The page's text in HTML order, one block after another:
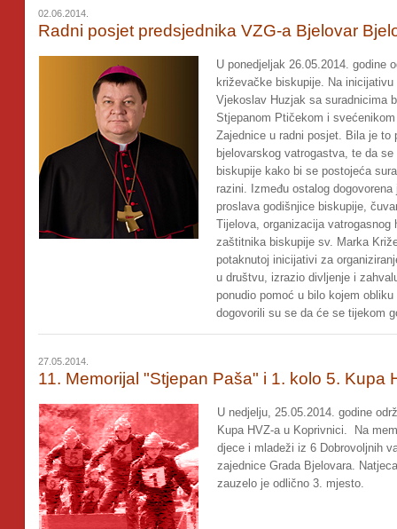
02.06.2014.
Radni posjet predsjednika VZG-a Bjelovar
U ponedjeljak 26.05.2014. godine
križevačke biskupije. Na
Vjekoslav Huzjak sa suradnicima
Stjepanom Ptičekom i
Zajednice u radni posjet. Bila je
bjelovarskog vatrogastva, te da
biskupije kako bi se postojeća
razini. Između ostalog
proslava godišnjice biskupije,
Tijelova, organizacija
zaštitnika biskupije sv. Marka
potaknutoj inicijativi za
u društvu, izrazio divljenje i
ponudio pomoć u bilo kojem
dogovorili su se da će se tijekom
27.05.2014.
11. Memorijal "Stjepan Paša" i 1. kolo 5. Kupa
U nedjelju, 25.05.2014. godine
Kupa HVZ-a u Koprivnici. Na
djece i mladeži iz 6 Dobrovoljnih
zajednice Grada Bjelovara.
zauzelo je odlično 3. mjesto.